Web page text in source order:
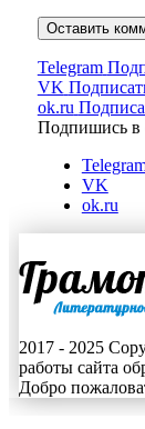
Telegram
VK
ok.ru
Подпишись в
VK
ok.ru
2017 - 2025
работы сайта
Добро